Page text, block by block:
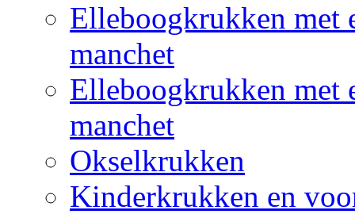
Elleboogkrukken met
manchet
Elleboogkrukken met
manchet
Okselkrukken
Kinderkrukken en